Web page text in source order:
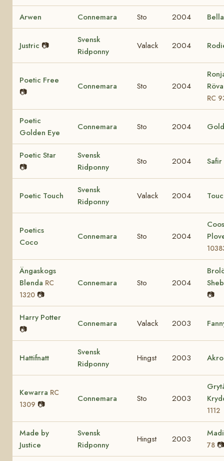
Arwen Connemara Sto 2004
Justric 📷
Svensk
Ridponny
Valack 2004
Poetic Free
📷
Connemara Sto 2004
RC
Poetic
Golden Eye
Connemara Sto 2004
Poetic Star
📷
Svensk
Ridponny
Sto 2004 Safir
Poetic Touch
Svensk
Ridponny
Valack 2004
Poetics
Coco
Connemara Sto 2004
Ängaskogs
Blenda RC
1320 📷
Connemara Sto 2004
📷
Harry Potter
📷
Connemara Valack 2003
Hattifnatt
Svensk
Ridponny
Hingst 2003
Kewarra RC
1309 📷
Connemara Sto 2003
1112
Made by
Justice
Svensk
Ridponny
Hingst 2003
78 📷